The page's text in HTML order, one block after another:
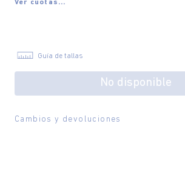
Ver cuotas...
Guía de tallas
No disponible
Cambios y devoluciones